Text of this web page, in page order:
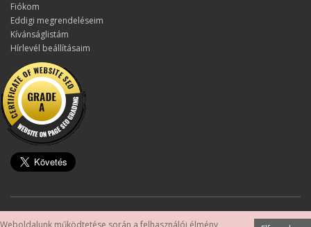
Fiókom
Eddigi megrendeléseim
Kívánságlistám
Hírlevél beállításaim
Weboldalunk működtetése során a felhasználói élmény